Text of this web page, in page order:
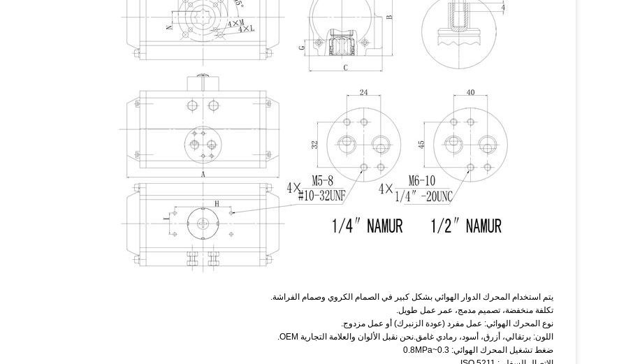
يتم استخدام المحرك الدوار الهوائي بشكل كبير في الصمام الكروي وصمام الفراشة.
تكلفة منخفضة، تصميم مدمج، عمر عمل طويل.
نوع المحرك الهوائي: عمل مفرد (عودة الزنبرك) أو عمل مزدوج.
اللون: برتقالي، أزرق، أسود، رمادي غامق.نحن نقبل الألوان والعلامة التجارية OEM.
ضغط تشغيل المحرك الهوائي: 0.3~0.8MPa